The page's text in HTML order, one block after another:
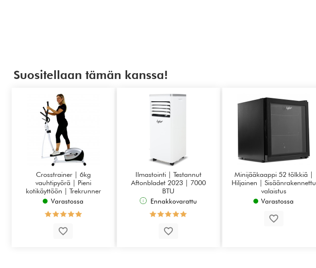
Suositellaan tämän kanssa!
Crosstrainer | 6kg
vauhtipyörä | Pieni
kotikäyttöön | Trekrunner
TR32H
Varastossa
Ilmastointi | Testannut
Aftonbladet 2023 | 7000
BTU
Ennakkovarattu
Minijääkaappi 52 tölkkiä |
Hiljainen | Sisäänrakennettu
valaistus
Varastossa